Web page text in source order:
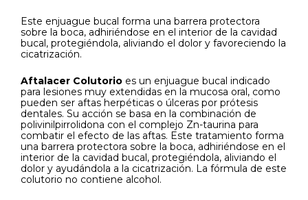
Este enjuague bucal forma una barrera protectora
sobre la boca, adhiriéndose en el interior de la cavidad
bucal, protegiéndola, aliviando el dolor y favoreciendo la
cicatrización.
Aftalacer Colutorio es un enjuague bucal indicado
para lesiones muy extendidas en la mucosa oral, como
pueden ser aftas herpéticas o úlceras por prótesis
dentales. Su acción se basa en la combinación de
polivinilpirrolidona con el complejo Zn-taurina para
combatir el efecto de las aftas. Este tratamiento forma
una barrera protectora sobre la boca, adhiriéndose en el
interior de la cavidad bucal, protegiéndola, aliviando el
dolor y ayudándola a la cicatrización. La fórmula de este
colutorio no contiene alcohol.